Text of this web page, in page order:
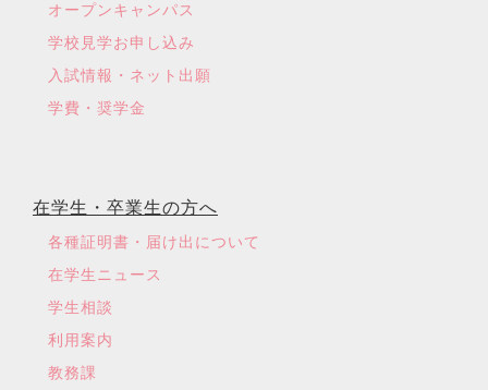
オープンキャンパス
学校見学お申し込み
入試情報・ネット出願
学費・奨学金
在学生・卒業生の方へ
各種証明書・届け出について
在学生ニュース
学生相談
利用案内
教務課